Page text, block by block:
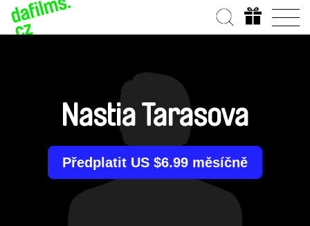
Nastia Tarasova
Předplatit US $6.99 měsíčně